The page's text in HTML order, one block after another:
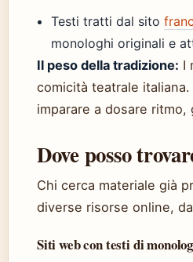
Testi tratti dal sito
monologhi originali e
Il peso della tradizione: I
comicità teatrale
imparare a dosare ritmo,
Dove posso
Chi cerca materiale già
diverse risorse online,
Siti web con testi di